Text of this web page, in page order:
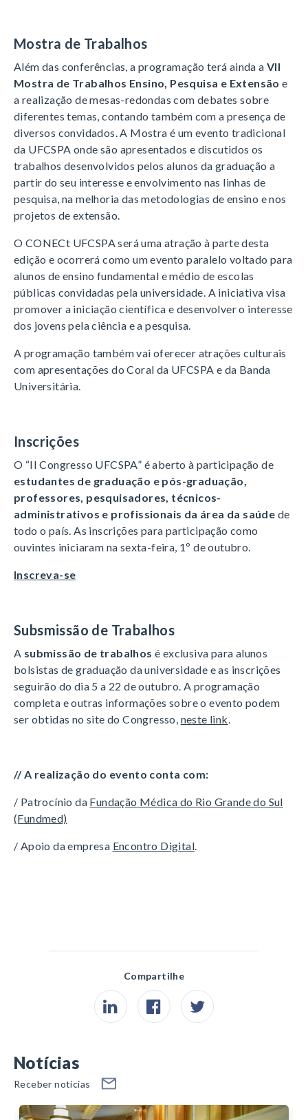
Mostra de Trabalhos
Além das conferências, a programação terá ainda a VII
Mostra de Trabalhos Ensino, Pesquisa e Extensão e
a realização de mesas-redondas com debates sobre
diferentes temas, contando também com a presença de
diversos convidados. A Mostra é um evento tradicional
da UFCSPA onde são apresentados e discutidos os
trabalhos desenvolvidos pelos alunos da graduação a
partir do seu interesse e envolvimento nas linhas de
pesquisa, na melhoria das metodologias de ensino e nos
projetos de extensão.
O CONECt UFCSPA será uma atração à parte desta
edição e ocorrerá como um evento paralelo voltado para
alunos de ensino fundamental e médio de escolas
públicas convidadas pela universidade. A iniciativa visa
promover a iniciação científica e desenvolver o interesse
dos jovens pela ciência e a pesquisa.
A programação também vai oferecer atrações culturais
com apresentações do Coral da UFCSPA e da Banda
Universitária.
Inscrições
O “II Congresso UFCSPA” é aberto à participação de
estudantes de graduação e pós-graduação,
professores, pesquisadores, técnicos-
administrativos e profissionais da área da saúde de
todo o país. As inscrições para participação como
ouvintes iniciaram na sexta-feira, 1º de outubro.
Inscreva-se
Subsmissão de Trabalhos
A submissão de trabalhos é exclusiva para alunos
bolsistas de graduação da universidade e as inscrições
seguirão do dia 5 a 22 de outubro. A programação
completa e outras informações sobre o evento podem
ser obtidas no site do Congresso, neste link
// A realização do evento conta com:
/ Patrocínio da Fundação Médica do Rio Grande do Sul
(Fundmed)
/ Apoio da empresa Encontro Digital
Compartilhe
Notícias
Receber notícias